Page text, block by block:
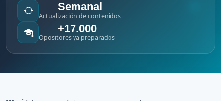
Semanal
Actualización de contenidos
+17.000
Opositores ya preparados